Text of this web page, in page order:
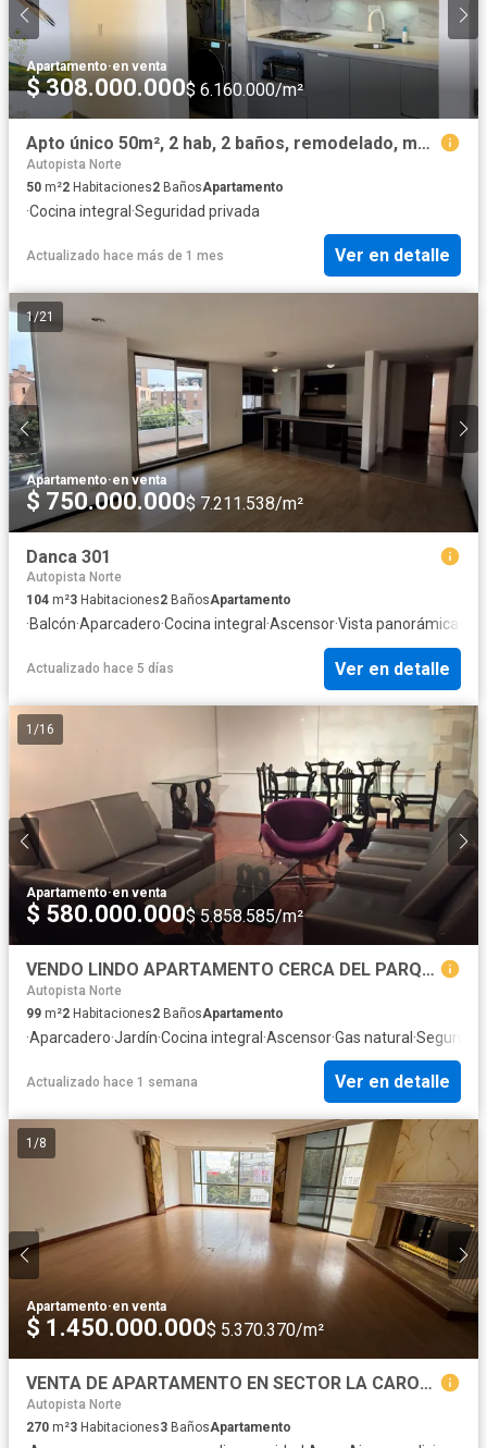
Apartamento·en venta
$ 308.000.000$ 6.160.000/m²
Apto único 50m², 2 hab, 2 baños, remodelado, murales fauna colombiana, La Bella Suiza Usaquén. Mobiliario negociable. $308M
Autopista Norte
50 m²2 Habitaciones2 BañosApartamento
·Cocina integral ·Seguridad privada
Actualizado hace más de 1 mes Ver en detalle
1/21
Apartamento·en venta
$ 750.000.000$ 7.211.538/m²
Danca 301
Autopista Norte
104 m²3 Habitaciones2 BañosApartamento
·Balcón·Aparcadero·Cocina integral ·Ascensor·Vista panorámica
Actualizado hace 5 días Ver en detalle
1 /16
Apartamento·en venta
$ 580.000.000$ 5.858.585/m²
VENDO LINDO APARTAMENTO CERCA DEL PARQUE DE LA 93
Autopista Norte
99 m²2 Habitaciones2 BañosApartamento
·Aparcadero·Jardín·Cocina integral ·Ascensor·Gas natural ·
Actualizado hace 1 semana Ver en detalle
1 /8
Apartamento·en venta
$ 1.450.000.000$ 5.370.370/m²
VENTA DE APARTAMENTO EN SECTOR LA CAROLINA BOGOTA DC
Autopista Norte
270 m²3 Habitaciones3 BañosApartamento